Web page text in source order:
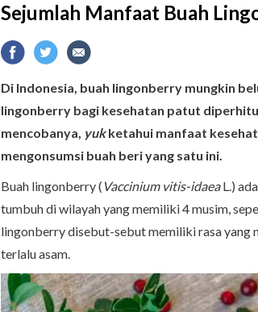
Sejumlah Manfaat Buah
Di Indonesia, buah lingonberry mungkin
lingonberry bagi kesehatan patut
mencobanya, yukketahui manfaat
mengonsumsi buah beri yang satu ini.
Buah lingonberry ( Vaccinium vitis-idaeaL.)
tumbuh di wilayah yang memiliki 4 musim,
lingonberry disebut-sebut memiliki rasa yang
terlalu asam.